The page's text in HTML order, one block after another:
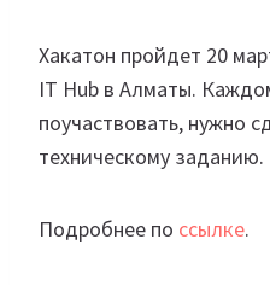
Хакатон пройдет 20
IT Hub в Алматы.
поучаствовать, нужно
техническому заданию.
Подробнее по ссылке.